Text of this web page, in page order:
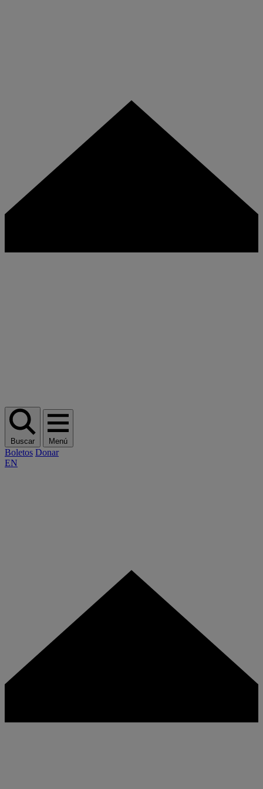
Buscar Menú
Boletos Donar
EN